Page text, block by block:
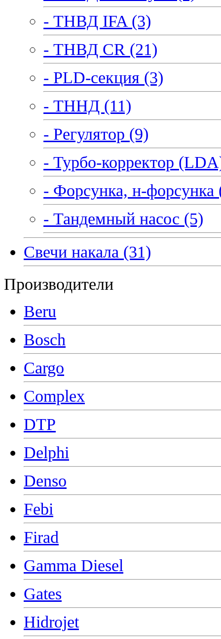
- ТНВД IFA (3)
- ТНВД CR (21)
- PLD-секция (3)
- ТННД (11)
- Регулятор (9)
- Турбо-корректор
- Форсунка, н-форсунка
- Тандемный насос (5)
Свечи накала (31)
Производители
Beru
Bosch
Cargo
Complex
DTP
Delphi
Denso
Febi
Firad
Gamma Diesel
Gates
Hidrojet